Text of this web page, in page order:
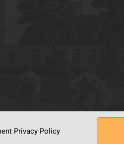
Center
Privacy Policy